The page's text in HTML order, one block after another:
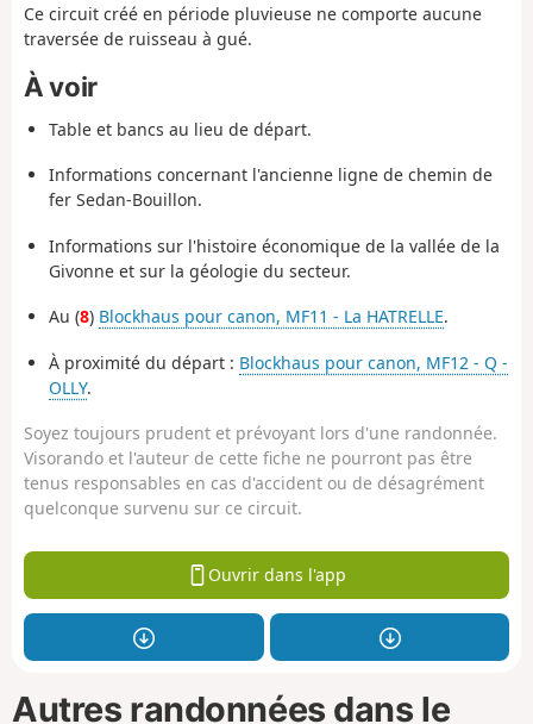
Ce circuit créé en période pluvieuse ne comporte aucune
traversée de ruisseau à gué.
À voir
Table et bancs au lieu de départ.
Informations concernant l'ancienne ligne de chemin de
fer Sedan-Bouillon.
Informations sur l'histoire économique de la vallée de la
Givonne et sur la géologie du secteur.
Au (8) Blockhaus pour canon, MF11 - La HATRELLE.
À proximité du départ : Blockhaus pour canon, MF12 - Q -
OLLY.
Soyez toujours prudent et prévoyant lors d'une randonnée.
Visorando et l'auteur de cette fiche ne pourront pas être
tenus responsables en cas d'accident ou de désagrément
quelconque survenu sur ce circuit.
Ouvrir dans l'app
Autres randonnées dans le